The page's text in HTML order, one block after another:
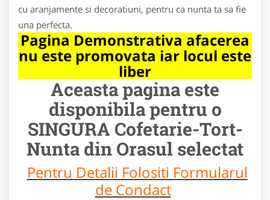
cu aranjamente si decoratiuni, pentru ca nunta ta sa fie
una perfecta.
Pagina Demonstrativa afacerea
nu este promovata iar locul este
liber
Aceasta pagina este
disponibila pentru o
SINGURA Cofetarie-Tort-
Nunta din Orasul selectat
Pentru Detalii Folositi Formularul
de Condact